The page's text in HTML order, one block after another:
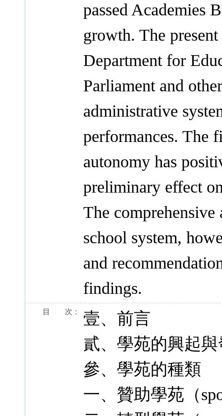
passed Academies
growth. The
Department for
Parliament and
administrative
performances. The
autonomy has
preliminary effect
The
school system,
and
findings.
目 次：
壹、前言
貳、學苑的興起
參、學苑的種類
一、贊助學苑（